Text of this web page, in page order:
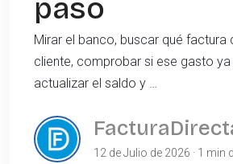
paso
Mirar el banco, buscar qué factura
cliente, comprobar si ese gasto
actualizar el saldo y …
12 de Julio de 2026 · 1 min